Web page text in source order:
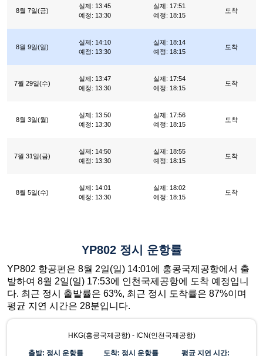
8월 7일(금)
실제: 13:45
예정: 13:30
실제: 17:51
예정: 18:15
도착
8월 9일(일)
실제: 14:10
예정: 13:30
실제: 18:14
예정: 18:15
도착
7월 29일(수)
실제: 13:47
예정: 13:30
실제: 17:54
예정: 18:15
도착
8월 3일(월)
실제: 13:50
예정: 13:30
실제: 17:56
예정: 18:15
도착
7월 31일(금)
실제: 14:50
예정: 13:30
실제: 18:55
예정: 18:15
도착
8월 5일(수)
실제: 14:01
예정: 13:30
실제: 18:02
예정: 18:15
도착
YP802 정시 운항률
YP802 항공편은 8월 2일(일) 14:01에 홍콩국제공항에서 출
발하여 8월 2일(일) 17:53에 인천국제공항에 도착 예정입니
다. 최근 정시 출발률은 63%, 최근 정시 도착률은 87%이며
평균 지연 시간은 28분입니다.
HKG(홍콩국제공항) - ICN(인천국제공항)
출발: 정시 운항률
도착: 정시 운항률
평균 지연 시간: